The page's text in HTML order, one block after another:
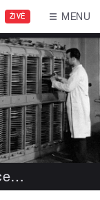
ŽIVĚ MENU
…